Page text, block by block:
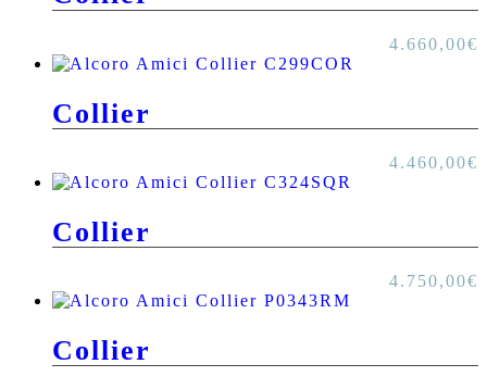
4.660,00€
Collier
4.460,00€
Collier
4.750,00€
Collier